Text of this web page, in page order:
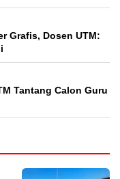
Grafis, Dosen UTM:
Tantang Calon Guru